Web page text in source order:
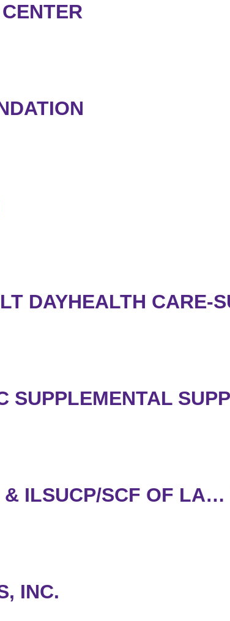
DAYHEALTH CARE-
SUPPLEMENTAL
& ILSUCP/SCF OF LA…
INC.